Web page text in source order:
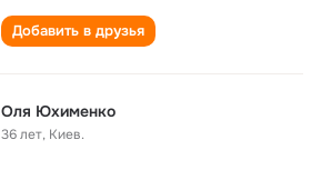
Добавить в друзья
Оля Юхименко
36 лет, Киев.